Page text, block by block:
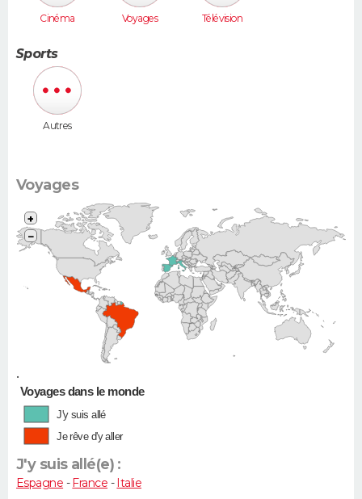
Cinéma Voyages Télévision
Sports
Autres
Voyages
•
+
−
Voyages dans le monde
J'y suis allé
Je rêve d'y aller
J'y suis allé(e) :
Espagne -France -Italie